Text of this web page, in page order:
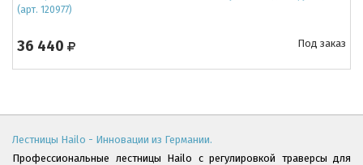
(арт. 120977)
36 440 Под заказ
Лестницы Hailo - Инновации из Германии.
Профессиональные лестницы Hailo с регулировкой траверсы для